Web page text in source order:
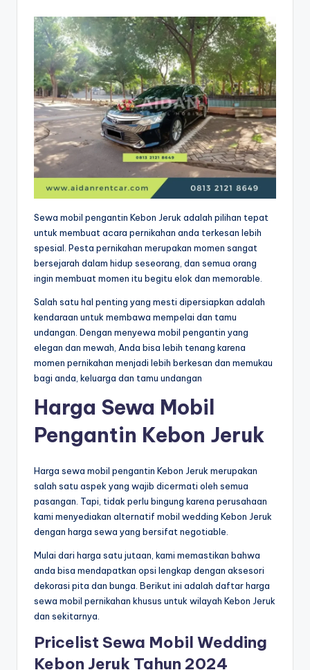
Sewa mobil pengantin Kebon Jeruk adalah pilihan tepat
untuk membuat acara pernikahan anda terkesan lebih
spesial. Pesta pernikahan merupakan momen sangat
bersejarah dalam hidup seseorang, dan semua orang
ingin membuat momen itu begitu elok dan memorable.
Salah satu hal penting yang mesti dipersiapkan adalah
kendaraan untuk membawa mempelai dan tamu
undangan. Dengan menyewa mobil pengantin yang
elegan dan mewah, Anda bisa lebih tenang karena
momen pernikahan menjadi lebih berkesan dan memukau
bagi anda, keluarga dan tamu undangan
Harga Sewa Mobil
Pengantin Kebon Jeruk
Harga sewa mobil pengantin Kebon Jeruk merupakan
salah satu aspek yang wajib dicermati oleh semua
pasangan. Tapi, tidak perlu bingung karena perusahaan
kami menyediakan alternatif mobil wedding Kebon Jeruk
dengan harga sewa yang bersifat negotiable.
Mulai dari harga satu jutaan, kami memastikan bahwa
anda bisa mendapatkan opsi lengkap dengan aksesori
dekorasi pita dan bunga. Berikut ini adalah daftar harga
sewa mobil pernikahan khusus untuk wilayah Kebon Jeruk
dan sekitarnya.
Pricelist Sewa Mobil Wedding
Kebon Jeruk Tahun 2024